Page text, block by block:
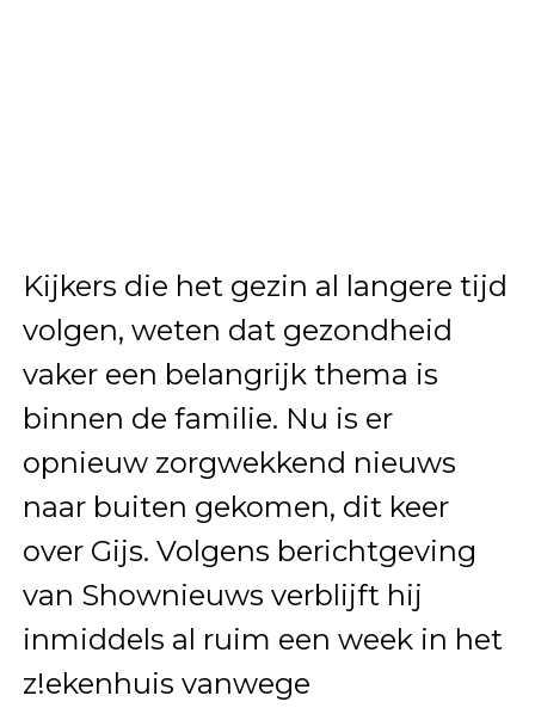
Kijkers die het gezin al langere tijd
volgen, weten dat gezondheid
vaker een belangrijk thema is
binnen de familie. Nu is er
opnieuw zorgwekkend nieuws
naar buiten gekomen, dit keer
over Gijs. Volgens berichtgeving
van Shownieuws verblijft hij
inmiddels al ruim een week in het
z!ekenhuis vanwege